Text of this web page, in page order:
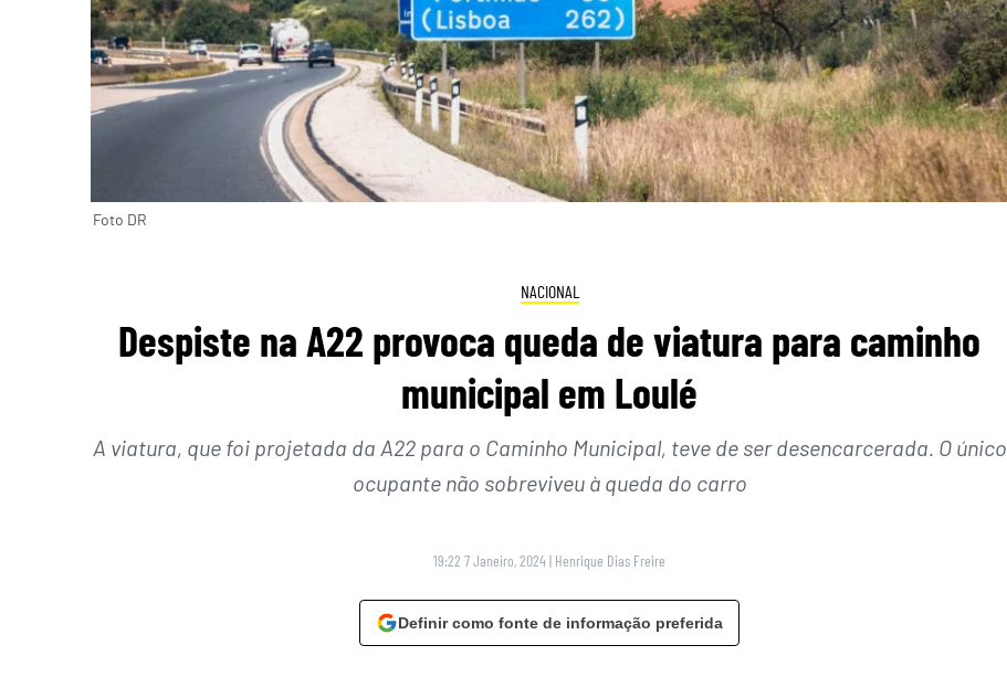
Foto DR
NACIONAL
Despiste na A22 provoca queda de viatura para caminho
municipal em Loulé
A viatura, que foi projetada da A22 para o Caminho Municipal, teve de ser desencarcerada. O único
ocupante não sobreviveu à queda do carro
19:22 7 Janeiro, 2024| Henrique Dias Freire
Definir como fonte de informação preferida